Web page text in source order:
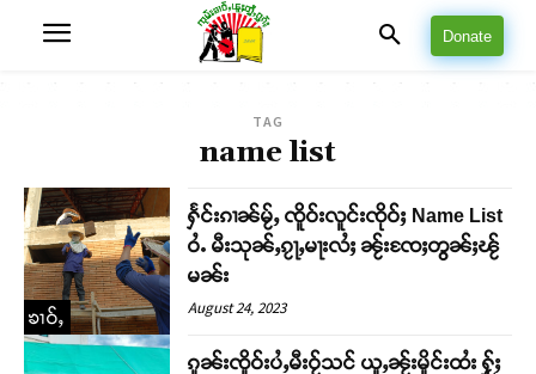
Donate
TAG
name list
ၶၢဝ်ႇ
ႁႅင်းၵၢၼ်မႂ်ႇ ၸိူဝ်းလူင်းၸိုဝ်ႈ Name List
ဝႆႉ မီးသုၼ်ႇၵႂႃႇမႃးလႆႈ ၼႂ်းၸႄႈတွၼ်ႈၽႂ်
မၼ်း
August 24, 2023
ၵူၼ်းၸိူဝ်းပႆႇမီးဝႂ်သင် ယူႇၼႂ်းမိူင်းထႆး ႁႂ်ႈ